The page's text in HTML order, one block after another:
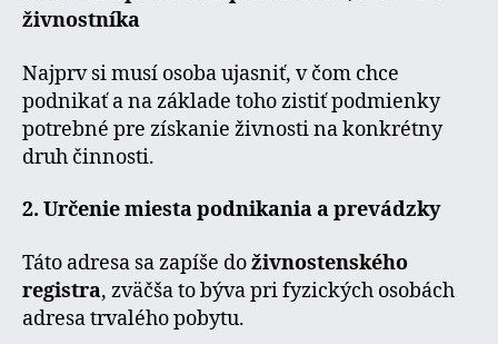
živnostníka
Najprv si musí osoba ujasniť, v čom chce
podnikať a na základe toho zistiť podmienky
potrebné pre získanie živnosti na konkrétny
druh činnosti.
2. Určenie miesta podnikania a prevádzky
Táto adresa sa zapíše doživnostenského
registra, zväčša to býva pri fyzických osobách
adresa trvalého pobytu.